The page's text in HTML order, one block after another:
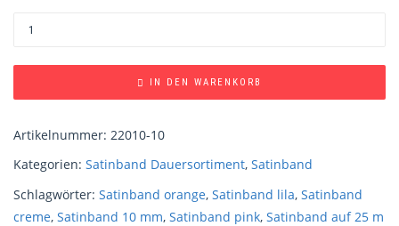
IN DEN WARENKORB
Artikelnummer: 22010-10
Kategorien: Satinband Dauersortiment, Satinband
Schlagwörter: Satinband orange, Satinband lila, Satinband
creme, Satinband 10 mm, Satinband pink, Satinband auf 25 m